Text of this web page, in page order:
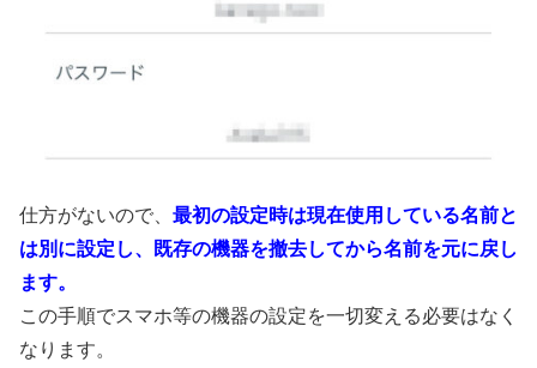
仕方がないので、 最初の設定時は現在使用している名前と
は別に設定し、既存の機器を撤去してから名前を元に戻し
ます。
この手順でスマホ等の機器の設定を一切変える必要はなく
なります。